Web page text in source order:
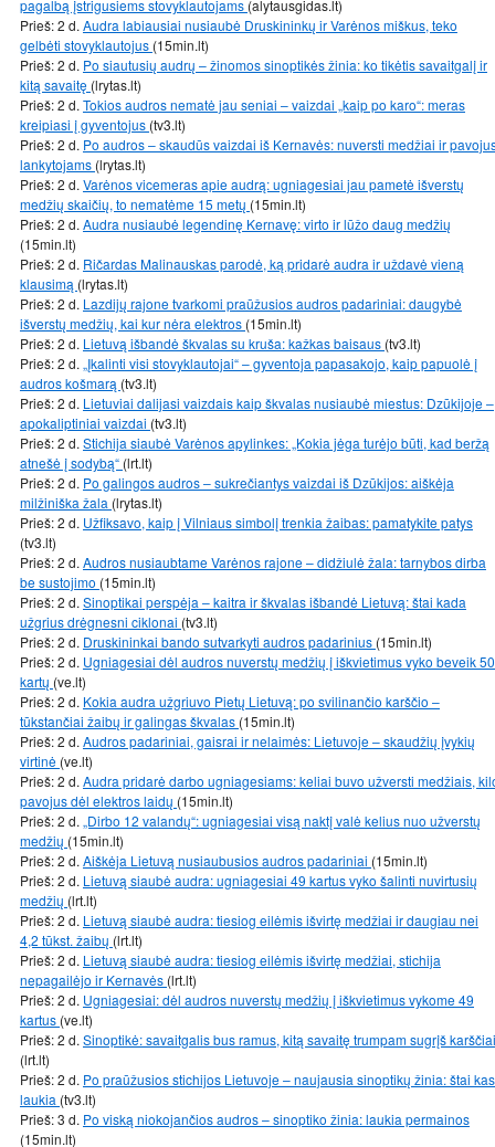
pagalbą įstrigusiems stovyklautojams (alytausgidas.lt)
Prieš: 2 d. Audra labiausiai nusiaubė Druskininkų ir Varėnos miškus, teko
gelbėti stovyklautojus (15min.lt)
Prieš: 2 d. Po siautusių audrų – žinomos sinoptikės žinia: ko tikėtis savaitgalį ir
kitą savaitę (lrytas.lt)
Prieš: 2 d. Tokios audros nematė jau seniai – vaizdai „kaip po karo“: meras
kreipiasi į gyventojus (tv3.lt)
Prieš: 2 d. Po audros – skaudūs vaizdai iš Kernavės: nuversti medžiai ir
lankytojams (lrytas.lt)
Prieš: 2 d. Varėnos vicemeras apie audrą: ugniagesiai jau pametė išverstų
medžių skaičių, to nematėme 15 metų (15min.lt)
Prieš: 2 d. Audra nusiaubė legendinę Kernavę: virto ir lūžo daug medžių
(15min.lt)
Prieš: 2 d. Ričardas Malinauskas parodė, ką pridarė audra ir uždavė vieną
klausimą (lrytas.lt)
Prieš: 2 d. Lazdijų rajone tvarkomi praūžusios audros padariniai: daugybė
išverstų medžių, kai kur nėra elektros (15min.lt)
Prieš: 2 d. Lietuvą išbandė škvalas su kruša: kažkas baisaus (tv3.lt)
Prieš: 2 d. „Įkalinti visi stovyklautojai“ – gyventoja papasakojo, kaip papuolė į
audros košmarą (tv3.lt)
Prieš: 2 d. Lietuviai dalijasi vaizdais kaip škvalas nusiaubė miestus: Dzūkijoje –
apokaliptiniai vaizdai (tv3.lt)
Prieš: 2 d. Stichija siaubė Varėnos apylinkes: „Kokia jėga turėjo būti, kad beržą
atnešė į sodybą“ (lrt.lt)
Prieš: 2 d. Po galingos audros – sukrečiantys vaizdai iš Dzūkijos: aiškėja
milžiniška žala (lrytas.lt)
Prieš: 2 d. Užfiksavo, kaip į Vilniaus simbolį trenkia žaibas: pamatykite patys
(tv3.lt)
Prieš: 2 d. Audros nusiaubtame Varėnos rajone – didžiulė žala: tarnybos dirba
be sustojimo (15min.lt)
Prieš: 2 d. Sinoptikai perspėja – kaitra ir škvalas išbandė Lietuvą: štai kada
užgrius drėgnesni ciklonai (tv3.lt)
Prieš: 2 d. Druskininkai bando sutvarkyti audros padarinius (15min.lt)
Prieš: 2 d. Ugniagesiai dėl audros nuverstų medžių į iškvietimus vyko beveik 50
kartų (ve.lt)
Prieš: 2 d. Kokia audra užgriuvo Pietų Lietuvą: po svilinančio karščio –
tūkstančiai žaibų ir galingas škvalas (15min.lt)
Prieš: 2 d. Audros padariniai, gaisrai ir nelaimės: Lietuvoje – skaudžių įvykių
virtinė (ve.lt)
Prieš: 2 d. Audra pridarė darbo ugniagesiams: keliai buvo užversti medžiais,
pavojus dėl elektros laidų (15min.lt)
Prieš: 2 d. „Dirbo 12 valandų“: ugniagesiai visą naktį valė kelius nuo užverstų
medžių (15min.lt)
Prieš: 2 d. Aiškėja Lietuvą nusiaubusios audros padariniai (15min.lt)
Prieš: 2 d. Lietuvą siaubė audra: ugniagesiai 49 kartus vyko šalinti nuvirtusių
medžių (lrt.lt)
Prieš: 2 d. Lietuvą siaubė audra: tiesiog eilėmis išvirtę medžiai ir daugiau nei
4,2 tūkst. žaibų (lrt.lt)
Prieš: 2 d. Lietuvą siaubė audra: tiesiog eilėmis išvirtę medžiai, stichija
nepagailėjo ir Kernavės (lrt.lt)
Prieš: 2 d. Ugniagesiai: dėl audros nuverstų medžių į iškvietimus vykome 49
kartus (ve.lt)
Prieš: 2 d. Sinoptikė: savaitgalis bus ramus, kitą savaitę trumpam sugrįš karščiai
(lrt.lt)
Prieš: 2 d. Po praūžusios stichijos Lietuvoje – naujausia sinoptikų žinia: štai kas
laukia (tv3.lt)
Prieš: 3 d. Po viską niokojančios audros – sinoptiko žinia: laukia permainos
(15min.lt)